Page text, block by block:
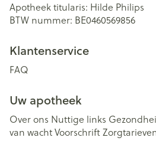
Apotheek titularis: Hilde Philips
BTW nummer: BE0460569856
Klantenservice
FAQ
Uw apotheek
Over ons Nuttige links
van wachtVoorschrift